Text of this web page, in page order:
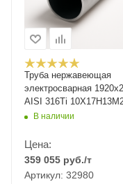
Труба нержавеющая
электросварная
AISI 316Ti
В наличии
Цена:
359 055 руб./т
Артикул: 32980